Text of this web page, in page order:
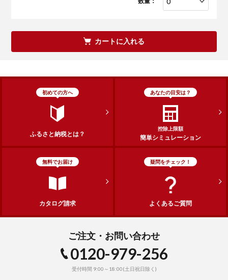
カートに入れる
初めての方へ
ふるさと納税とは？
あなたの目安は？
控除上限額
簡単シミュレーション
無料でお届け
カタログ請求
疑問をチェック！
よくあるご質問
ご注文・お問い合わせ
0120-979-256
受付時間 9:00～18:00(土日祝日除く)